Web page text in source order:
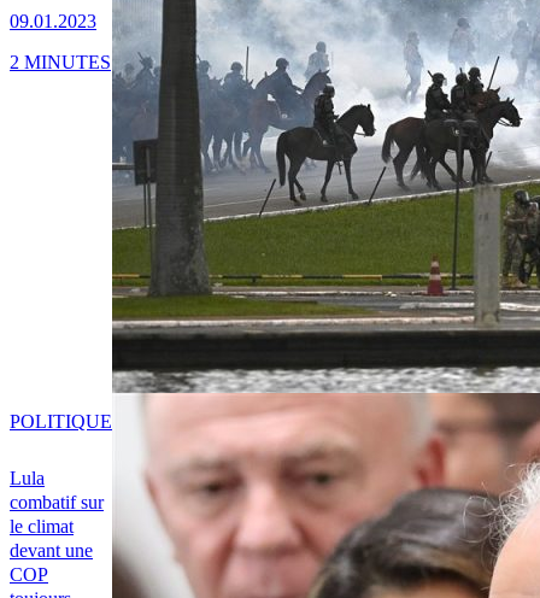
09.01.2023
2 MINUTES
Lula
combatif sur
le climat
devant une
COP
POLITIQUE